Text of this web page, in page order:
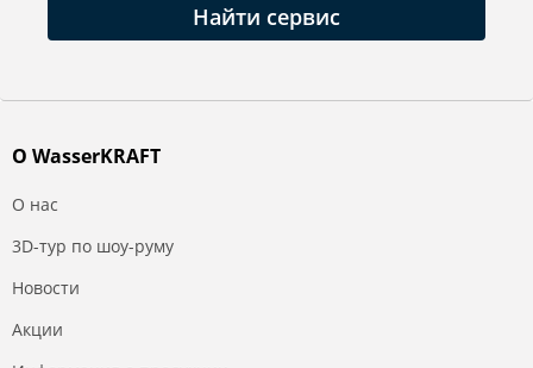
Найти сервис
О WasserKRAFT
О нас
3D-тур по шоу-руму
Новости
Акции